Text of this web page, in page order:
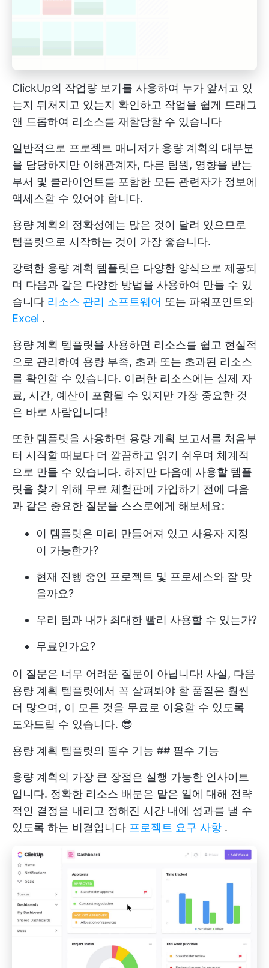
ClickUp의 작업량 보기를 사용하여 누가 앞서고 있
는지 뒤처지고 있는지 확인하고 작업을 쉽게 드래그
앤 드롭하여 리소스를 재할당할 수 있습니다
일반적으로 프로젝트 매니저가 용량 계획의 대부분
을 담당하지만 이해관계자, 다른 팀원, 영향을 받는
부서 및 클라이언트를 포함한 모든 관련자가 정보에
액세스할 수 있어야 합니다.
용량 계획의 정확성에는 많은 것이 달려 있으므로
템플릿으로 시작하는 것이 가장 좋습니다.
강력한 용량 계획 템플릿은 다양한 양식으로 제공되
며 다음과 같은 다양한 방법을 사용하여 만들 수 있
습니다 리소스 관리 소프트웨어 또는 파워포인트와
Excel .
용량 계획 템플릿을 사용하면 리소스를 쉽고 현실적
으로 관리하여 용량 부족, 초과 또는 초과된 리소스
를 확인할 수 있습니다. 이러한 리소스에는 실제 자
료, 시간, 예산이 포함될 수 있지만 가장 중요한 것
은 바로 사람입니다!
또한 템플릿을 사용하면 용량 계획 보고서를 처음부
터 시작할 때보다 더 깔끔하고 읽기 쉬우며 체계적
으로 만들 수 있습니다. 하지만 다음에 사용할 템플
릿을 찾기 위해 무료 체험판에 가입하기 전에 다음
과 같은 중요한 질문을 스스로에게 해보세요:
이 템플릿은 미리 만들어져 있고 사용자 지정
이 가능한가?
현재 진행 중인 프로젝트 및 프로세스와 잘 맞
을까요?
우리 팀과 내가 최대한 빨리 사용할 수 있는가?
무료인가요?
이 질문은 너무 어려운 질문이 아닙니다! 사실, 다음
용량 계획 템플릿에서 꼭 살펴봐야 할 품질은 훨씬
더 많으며, 이 모든 것을 무료로 이용할 수 있도록
도와드릴 수 있습니다. 😎
용량 계획 템플릿의 필수 기능 ## 필수 기능
용량 계획의 가장 큰 장점은 실행 가능한 인사이트
입니다. 정확한 리소스 배분은 맡은 일에 대해 전략
적인 결정을 내리고 정해진 시간 내에 성과를 낼 수
있도록 하는 비결입니다 프로젝트 요구 사항 .